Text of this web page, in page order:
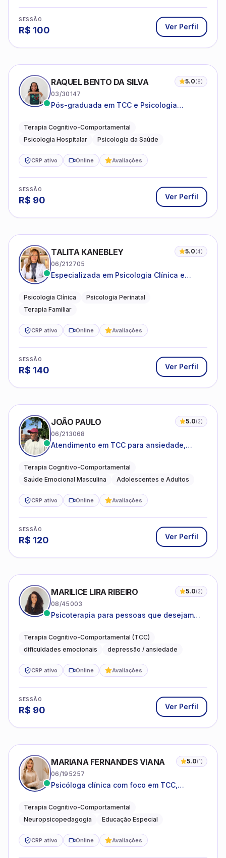
SESSÃO
R$ 100 Ver Perfil
RAQUEL BENTO DA SILVA 5.0(8)
03/30147
Pós-graduada em TCC e Psicologia
Terapia Cognitivo-Comportamental
Psicologia Hospitalar
Psicologia da Saúde
CRP ativo Online Avaliações
SESSÃO
R$ 90 Ver Perfil
TALITA KANEBLEY 5.0(4)
06/212705
Especializada em Psicologia Clínica e
famílias
Psicologia Clínica
Psicologia Perinatal
Terapia Familiar
CRP ativo Online Avaliações
SESSÃO
R$ 140 Ver Perfil
JOÃO PAULO 5.0(3)
06/213068
Atendimento em TCC para ansiedade,
emocional
Terapia Cognitivo-Comportamental
Saúde Emocional Masculina
Adolescentes e Adultos
CRP ativo Online Avaliações
SESSÃO
R$ 120 Ver Perfil
MARILICE LIRA RIBEIRO 5.0(3)
08/45003
Psicoterapia para pessoas que desejam
dificuldades do dia a dia
Terapia Cognitivo-Comportamental (TCC)
dificuldades emocionais
depressão / ansiedade
CRP ativo Online Avaliações
SESSÃO
R$ 90 Ver Perfil
MARIANA FERNANDES VIANA 5.0(1)
06/195257
Psicóloga clínica com foco em TCC,
do neurodesenvolvimento.
Terapia Cognitivo-Comportamental
Neuropsicopedagogia
Educação Especial
CRP ativo Online Avaliações